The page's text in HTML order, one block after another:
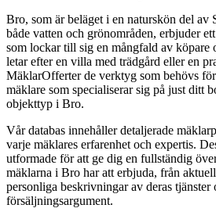
Bro, som är beläget i en naturskön del av
både vatten och grönområden, erbjuder
som lockar till sig en mångfald av köpare
letar efter en villa med trädgård eller en
MäklarOfferter de verktyg som behövs
mäklare som specialiserar sig på just ditt
objekttyp i Bro.
Vår databas innehåller detaljerade
varje mäklares erfarenhet och expertis.
utformade för att ge dig en fullständig
mäklarna i Bro har att erbjuda, från
personliga beskrivningar av deras tjänster
försäljningsargument.